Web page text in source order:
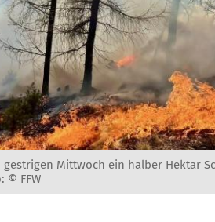
Mittwoch ein halber Hektar
© FFW